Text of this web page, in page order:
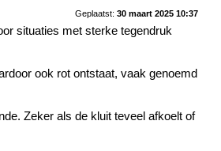
Geplaatst: 30 maart 2025 10:37
situaties met sterke tegendruk
ook rot ontstaat, vaak genoemd
Zeker als de kluit teveel afkoelt of